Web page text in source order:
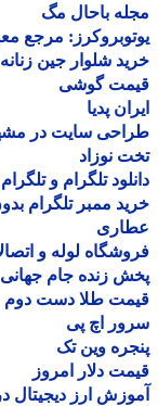
باحال مگ
مرجع
شلوار جین زنانه
گوشی
پدیا
سایت در مشهد
نوزاد
تلگرام و تلگرام
ممبر تلگرام بدون
لوله و اتصالات
زنده جام جهانی
طلا دست دوم
اچ پی
وین تک
دلار امروز
ارز دیجیتال در